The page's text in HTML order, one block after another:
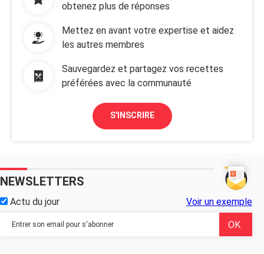
obtenez plus de réponses
Mettez en avant votre expertise et aidez
les autres membres
Sauvegardez et partagez vos recettes
préférées avec la communauté
S'INSCRIRE
NEWSLETTERS
Actu du jour Voir un exemple